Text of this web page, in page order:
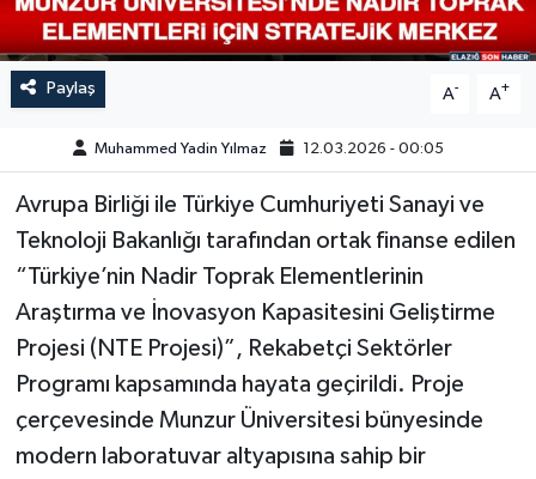
Paylaş A- A+
Muhammed Yadin Yılmaz 12.03.2026 - 00:05
Avrupa Birliği ile Türkiye Cumhuriyeti Sanayi ve
Teknoloji Bakanlığı tarafından ortak finanse edilen
“Türkiye’nin Nadir Toprak Elementlerinin
Araştırma ve İnovasyon Kapasitesini Geliştirme
Projesi (NTE Projesi)”, Rekabetçi Sektörler
Programı kapsamında hayata geçirildi. Proje
çerçevesinde Munzur Üniversitesi bünyesinde
modern laboratuvar altyapısına sahip bir
MEDYA
ÖZEL HABER
POLİTİKA
SAĞLIK
SİYASET
SPOR
TEKNOLOJİ